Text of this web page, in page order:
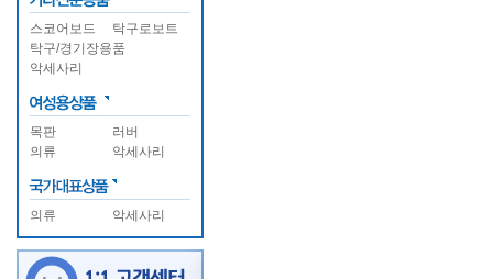
스코어보드
탁구로보트
탁구/경기장용품
악세사리
목판
러버
의류
악세사리
의류 악세사리